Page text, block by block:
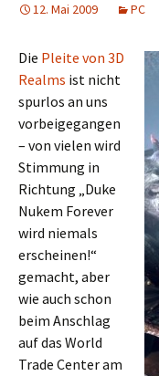
12. Mai 2009 PC
Die Pleite von 3D
Realms ist nicht
spurlos an uns
vorbeigegangen
– von vielen wird
Stimmung in
Richtung „Duke
Nukem Forever
wird niemals
erscheinen!“
gemacht, aber
wie auch schon
beim Anschlag
auf das World
Trade Center am